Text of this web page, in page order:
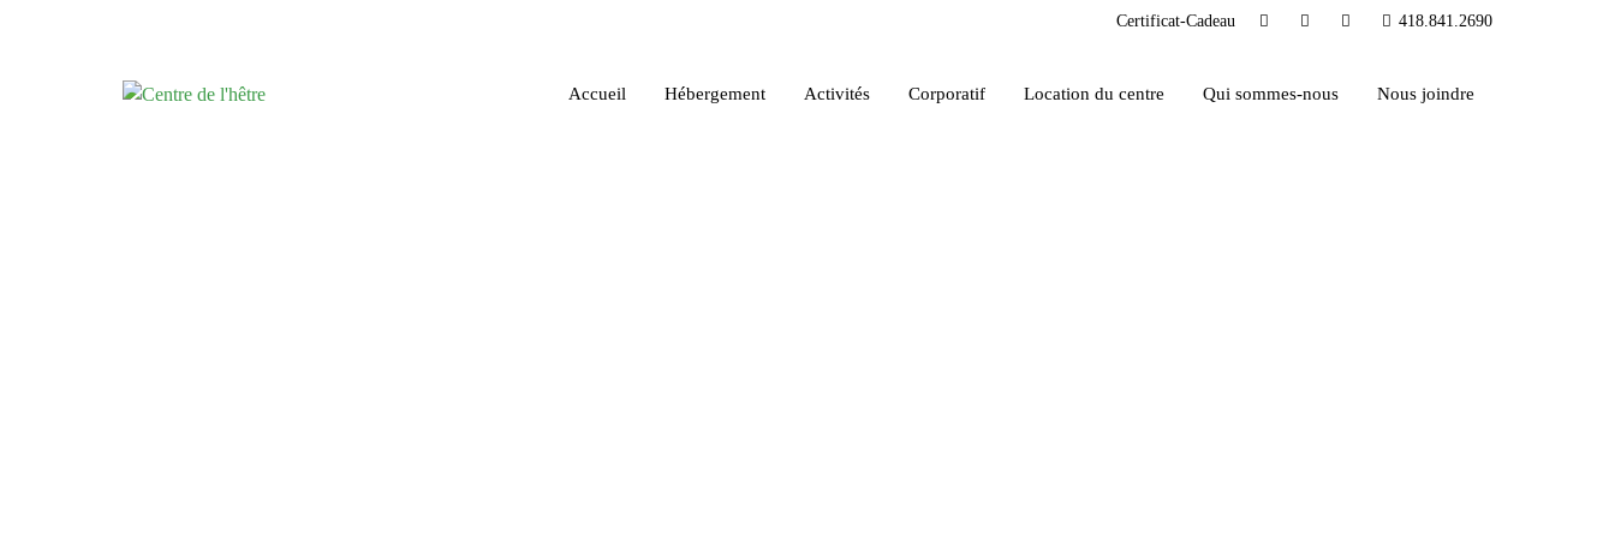
Certificat-Cadeau 418.841.2690
Accueil Hébergement Activités Corporatif Location du centre Qui sommes-nous Nous joindre